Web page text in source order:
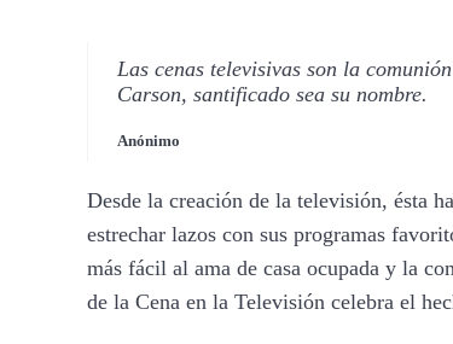
Las cenas televisivas son la
Carson, santificado sea su nombre.
Anónimo
Desde la creación de la televisión, ésta
estrechar lazos con sus programas
más fácil al ama de casa ocupada y la
de la Cena en la Televisión celebra el